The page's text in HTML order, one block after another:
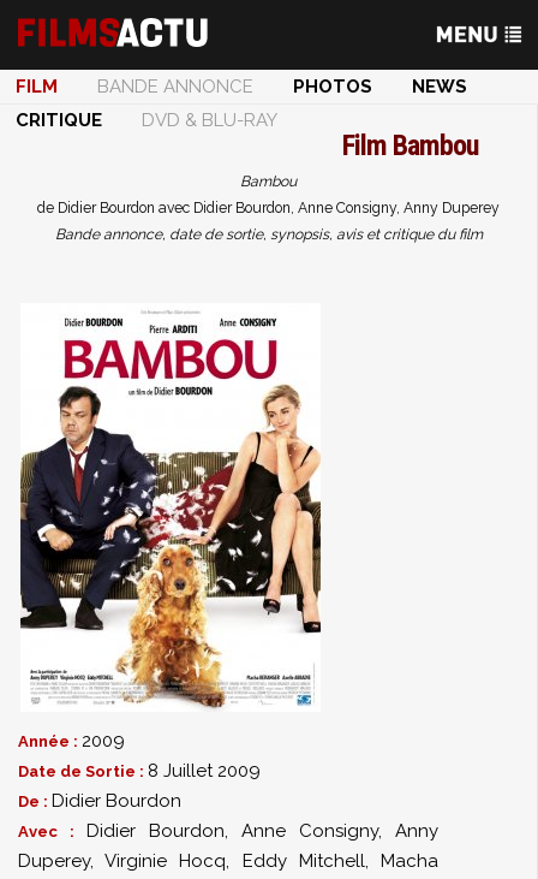
FILM BANDE ANNONCE PHOTOS
NEWS
CRITIQUE
DVD & BLU-RAY
Film Bambou
Bambou
de Didier Bourdon avec Didier Bourdon, Anne Consigny, Anny Duperey
Bande annonce, date de sortie, synopsis, avis et critique du film
Année : 2009
Date de Sortie : 8 Juillet 2009
De : Didier Bourdon
Avec : Didier Bourdon, Anne Consigny, Anny
Duperey,Virginie Hocq, Eddy Mitchell,Macha